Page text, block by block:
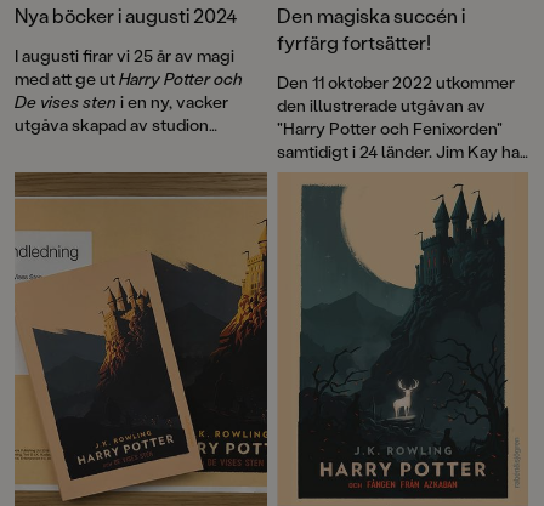
Nya böcker i augusti 2024
I augusti firar vi 25 år av magi
med att ge utHarry Potter och
De vises sten i en ny, vacker
utgåva skapad av studion
Harry Potter-fans i alla åldrar.
Den populära SVT-serien
med de modiga och smarta
agenterna när de löser de
svåraste brotten i Krimsta City
och sätter dit de farligaste
skurkarna. Dessutom får vi
pyssla med Alfons Åberg, köra
traktor med Halvan, läsa om
några av världens största
fotbollsstjärnor och få reda på
hur det känns att dö av böldpest.
Och mycket, mycket mer ...
Välkommen till en ny bokmånad!
Den magiska succén i
fyrfärg fortsätter!
Den 11 oktober 2022 utkommer
den illustrerade utgåvan av
"Harry Potter och Fenixorden"
samtidigt i 24 länder. Jim Kay har
arbetat med boken i mer än två år
och under arbetets gång blev
det uppenbart att det var dags att
bjuda in en gästillustratör till
trollkarlsvärlden. Den gästen
blev Neil Packer – en etablerad
och mångsidig illustratör och
Jims nära vän.